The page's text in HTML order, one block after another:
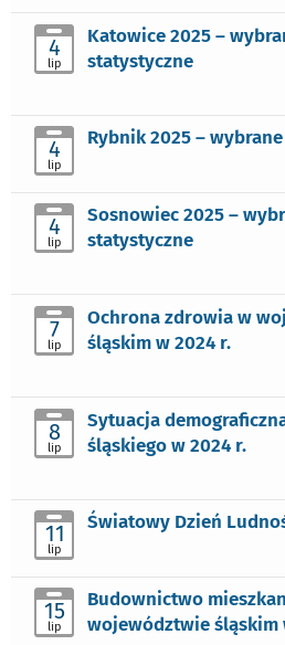
4
lip
Katowice 2025 –
statystyczne
4
lip
Rybnik 2025 –
4
lip
Sosnowiec 2025 –
statystyczne
7
lip
Ochrona zdrowia w
śląskim w 2024 r.
8
lip
Sytuacja
śląskiego w 2024 r.
11
lip
Światowy Dzień
15
lip
Budownictwo
województwie śląskim